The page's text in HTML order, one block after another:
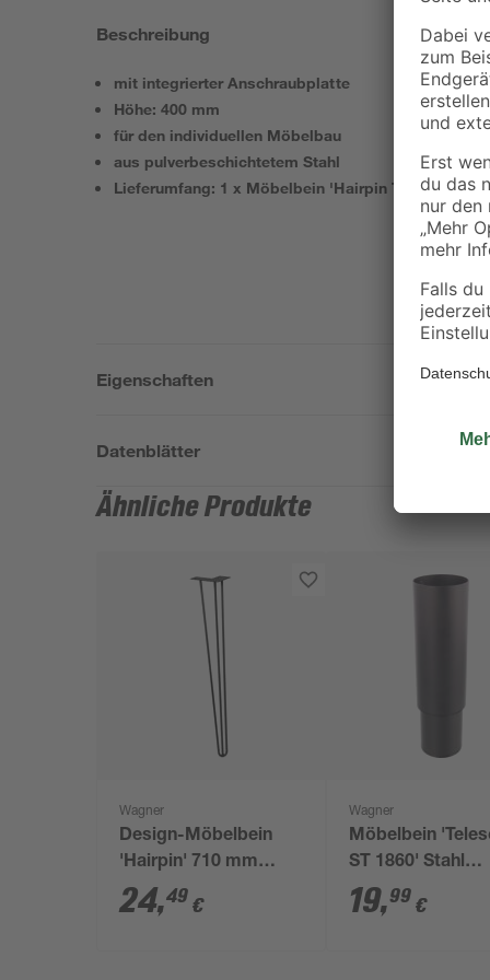
Beschreibung
mit integrierter Anschraubplatte
Höhe: 400 mm
für den individuellen Möbelbau
aus pulverbeschichtetem Stahl
Lieferumfang: 1 x Möbelbein 'Hairpin Twist ST
Eigenschaften
Datenblätter
Ähnliche Produkte
Wagner
Design-Möbelbein
'Hairpin' 710 mm
messing
24,49 €
Wagner
Möbelbein
ST 1860' Stahl
schwarz Ø 60
160-250 mm
19,99 €